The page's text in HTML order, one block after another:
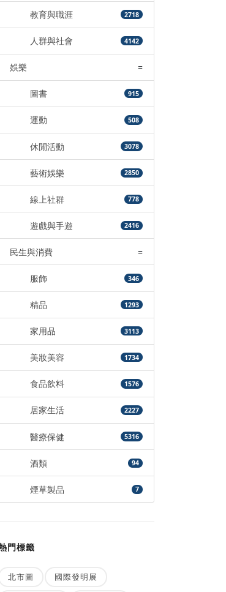
教育與職涯 2718
人群與社會 4142
娛樂 =
圖書 915
運動 508
休閒活動 3078
藝術娛樂 2850
線上社群 778
遊戲與手遊 2416
民生與消費 =
服飾 346
精品 1293
家用品 3113
美妝美容 1734
食品飲料 1576
居家生活 2227
醫療保健 5316
酒類 94
煙草製品 7
門標籤
北市圖 國際發明展